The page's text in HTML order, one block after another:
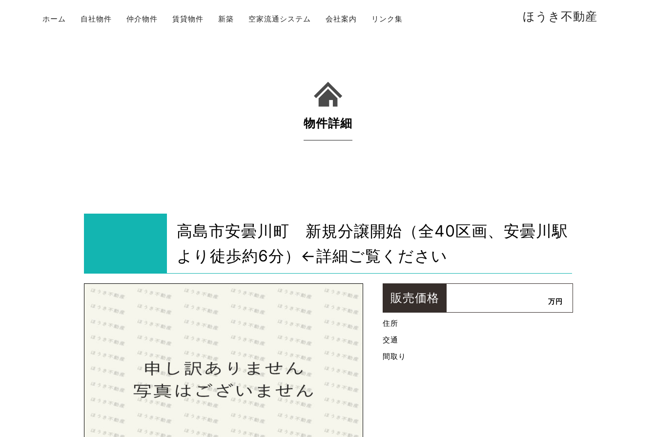
ホーム 自社物件 仲介物件 賃貸物件 新築 空家流通システム 会社案内 リンク集 ほうき不動産
物件詳細
高島市安曇川町 新規分譲開始（全40区画、安曇川駅
より徒歩約6分）←詳細ご覧ください
販売価格 万円
住所
交通
間取り